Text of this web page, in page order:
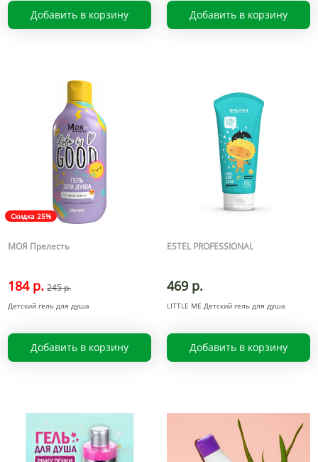
Добавить в корзину Добавить в корзину
Скидка 25%
МОЯ Прелесть
184 р. 245 р.
Детский гель для душа
Добавить в корзину
ESTEL PROFESSIONAL
469 р.
LITTLE ME Детский гель для душа
Добавить в корзину